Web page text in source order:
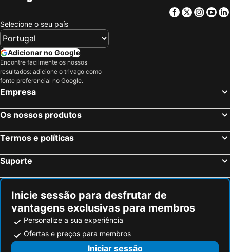
Marcq-en-Barœul, Norte Estreito de Calé Hotéis
Bruxelas, Região de Bruxelas-Capital Hotéis
Roterdão, Holanda Meridional Hotéis
Brugges, Flandres Hotéis
Gand, Flandres Hotéis
Elsene-Ixelles, Região de Bruxelas-Capital Hotéis
Liège, Valónia Hotéis
Machelen, Flandres Hotéis
Facebook
Twitter
Selecione o seu país
Adicionar no Google
Encontre facilmente os nossos
resultados: adicione o trivago como
fonte preferencial no Google.
Empresa
Os nossos produtos
Termos e políticas
Suporte
Inicie sessão para desfrutar de
vantagens exclusivas para membros
Personalize a sua experiência
Ofertas e preços para membros
Iniciar sessão